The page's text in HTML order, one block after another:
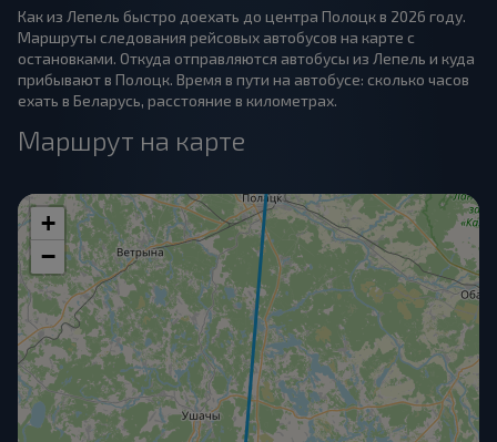
Как из Лепель быстро доехать до центра Полоцк в 2026 году.
Маршруты следования рейсовых автобусов на карте с
остановками. Откуда отправляются автобусы из Лепель и куда
прибывают в Полоцк. Время в пути на автобусе: сколько часов
ехать в Беларусь, расстояние в километрах.
Маршрут на карте
+
−